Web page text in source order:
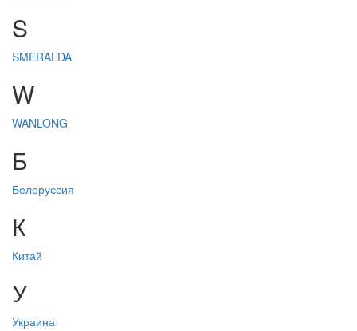
S
SMERALDA
W
WANLONG
Б
Белоруссия
К
Китай
У
Украина